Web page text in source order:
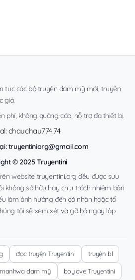
Bé Bây Giờ!!
tục các bộ truyện đam mỹ mới, truyện
giả.
phí, không quảng cáo, hỗ trợ đa thiết bị.
chauchau774.74
truyentiniorg@gmail.com
© 2025 Truyentini
website truyentini.org đều được sưu
không sở hữu hay chịu trách nhiệm bản
làm ảnh hưởng đến cá nhân hoặc tổ
tôi sẽ xem xét và gỡ bỏ ngay lập
đọc truyện Truyentini truyện bl
manhwa đam mỹ boylove Truyentini